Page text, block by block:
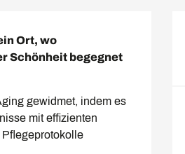
Ort, wo
Schönheit begegnet
gewidmet, indem es
mit effizienten